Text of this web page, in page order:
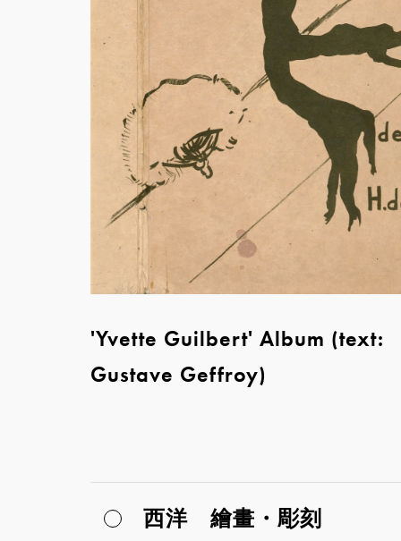
'Yvette Guilbert' Album (text:
Gustave Geffroy)
西洋 繪畫・彫刻